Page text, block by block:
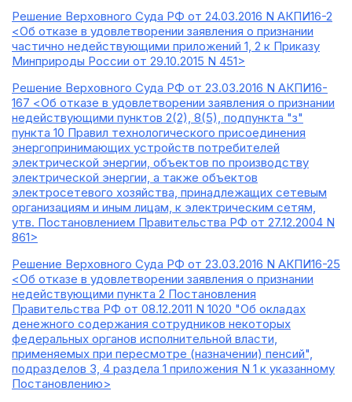
Решение Верховного Суда РФ от 24.03.2016 N АКПИ16-2
<Об отказе в удовлетворении заявления о признании
частично недействующими приложений 1, 2 к Приказу
Минприроды России от 29.10.2015 N 451>
Решение Верховного Суда РФ от 23.03.2016 N АКПИ16-
167 <Об отказе в удовлетворении заявления о признании
недействующими пунктов 2(2), 8(5), подпункта "з"
пункта 10 Правил технологического присоединения
энергопринимающих устройств потребителей
электрической энергии, объектов по производству
электрической энергии, а также объектов
электросетевого хозяйства, принадлежащих сетевым
организациям и иным лицам, к электрическим сетям,
утв. Постановлением Правительства РФ от 27.12.2004 N
861>
Решение Верховного Суда РФ от 23.03.2016 N АКПИ16-25
<Об отказе в удовлетворении заявления о признании
недействующими пункта 2 Постановления
Правительства РФ от 08.12.2011 N 1020 "Об окладах
денежного содержания сотрудников некоторых
федеральных органов исполнительной власти,
применяемых при пересмотре (назначении) пенсий",
подразделов 3, 4 раздела 1 приложения N 1 к указанному
Постановлению>